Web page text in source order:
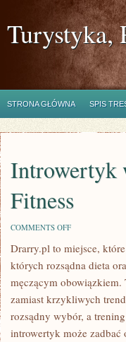
Turystyka,
STRONA GŁÓWNA SPIS
Introwertyk
Fitness
COMMENTS OFFON
W
RUCHU
–
SPACERY,
I
SLOW
FITNESS
Drarry.pl to miejsce,
których rozsądna dieta
męczącym
zamiast krzykliwych
rozsądny wybór, a
introwertyk może zadbać